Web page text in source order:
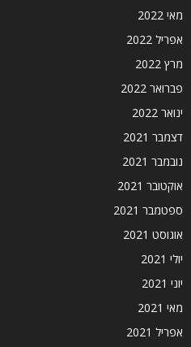
מאי 2022
אפריל 2022
מרץ 2022
פברואר 2022
ינואר 2022
דצמבר 2021
נובמבר 2021
אוקטובר 2021
ספטמבר 2021
אוגוסט 2021
יולי 2021
יוני 2021
מאי 2021
אפריל 2021